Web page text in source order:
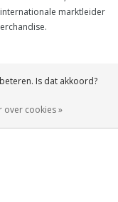
marktleider
Is dat akkoord?
over cookies »